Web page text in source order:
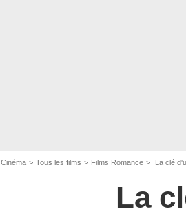
Cinéma Tous les films Films Romance La clé
La